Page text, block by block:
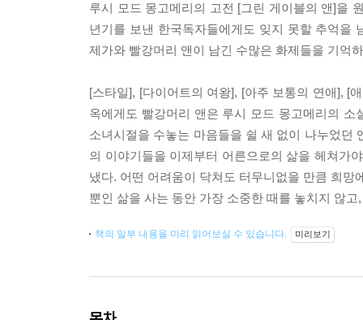
루시 모드 몽고메리의 고전 [그린 게이블의 앤]을
년기를 보낸 한국독자들에게도 잊지 못할 추억을
제가와 빨강머리 앤이 남긴 수많은 화제들을 기억
[스타일], [다이어트의 여왕], [아주 보통의 연애], [
옥에게도 빨강머리 앤은 루시 모드 몽고메리의 소
소녀시절을 수놓는 마음들을 쉴 새 없이 나누었던
의 이야기들을 이제부터 어른으로의 삶을 헤쳐가
냈다. 어떤 어려움이 닥쳐도 터무니없을 만큼 희
뿐인 삶을 사는 동안 가장 소중한 때를 놓치지 않
책의 일부 내용을 미리 읽어보실 수 있습니다. 미리보기